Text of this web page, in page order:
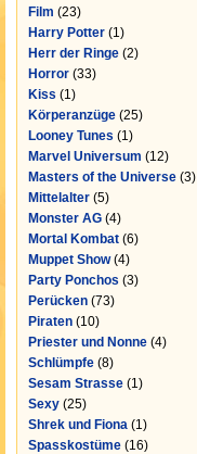
Film (23)
Harry Potter (1)
Herr der Ringe (2)
Horror (33)
Kiss (1)
Körperanzüge (25)
Looney Tunes (1)
Marvel Universum (12)
Masters of the Universe (3)
Mittelalter (5)
Monster AG (4)
Mortal Kombat (6)
Muppet Show(4)
Party Ponchos (3)
Perücken (73)
Piraten (10)
Priester und Nonne (4)
Schlümpfe (8)
Sesam Strasse (1)
Sexy (25)
Shrek und Fiona (1)
Spasskostüme (16)